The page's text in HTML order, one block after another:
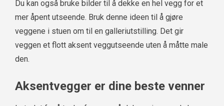
Du kan også bruke bilder til å dekke en hel vegg for et
mer åpent utseende. Bruk denne ideen til å gjøre
veggene i stuen om til en galleriutstilling. Det gir
veggen et flott aksent veggutseende uten å måtte male
den.
Aksentvegger er dine beste venner